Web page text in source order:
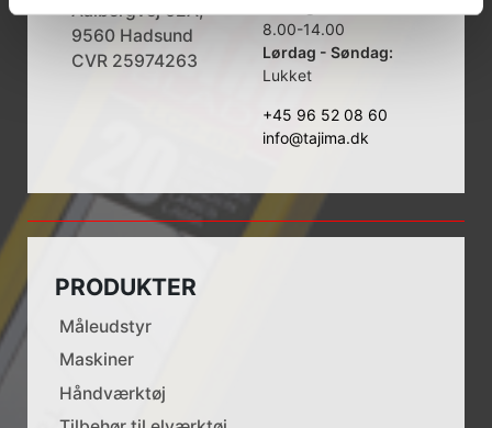
Aalborgvej 62A,
9560 Hadsund
CVR 25974263
8.00-14.00
Lørdag - Søndag:
Lukket
+45 96 52 08 60
info@tajima.dk
PRODUKTER
Måleudstyr
Maskiner
Håndværktøj